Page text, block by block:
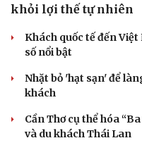
khỏi lợi thế tự nhiên
Khách quốc tế đến
số nổi bật
Nhặt bỏ 'hạt sạn' để
khách
Cần Thơ cụ thể hóa
và du khách Thái Lan